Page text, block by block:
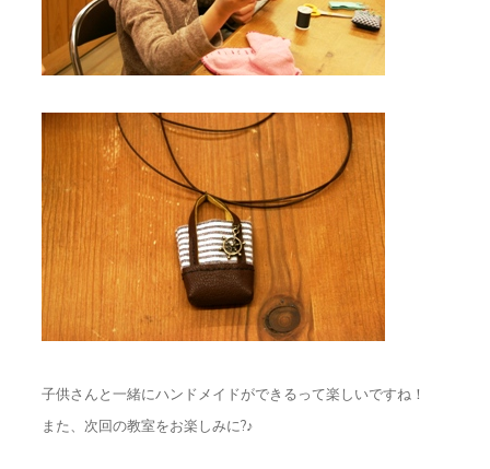
子供さんと一緒にハンドメイドができるって楽しいですね！
また、次回の教室をお楽しみに?♪